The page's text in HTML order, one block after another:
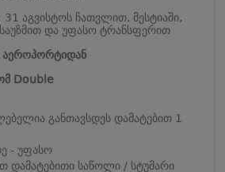
31 აგვისტოს ჩათვლით, მესტიაში,
და უფასო ტრანსფერით
აეროპორტიდან
Double
განთავსდეს დამატებით 1
- უფასო
დამატებითი საწოლი / სტუმარი